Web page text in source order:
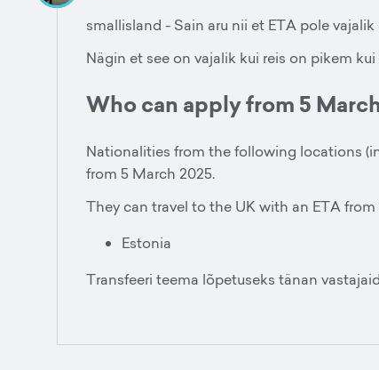
smallisland - Sain aru nii et ETA pole
Nägin et see on vajalik kui reis on pikem kui
Who can apply from 5
Nationalities from the following locations
from 5 March 2025.
They can travel to the UK with an ETA from
Estonia
Transfeeri teema lõpetuseks tänan